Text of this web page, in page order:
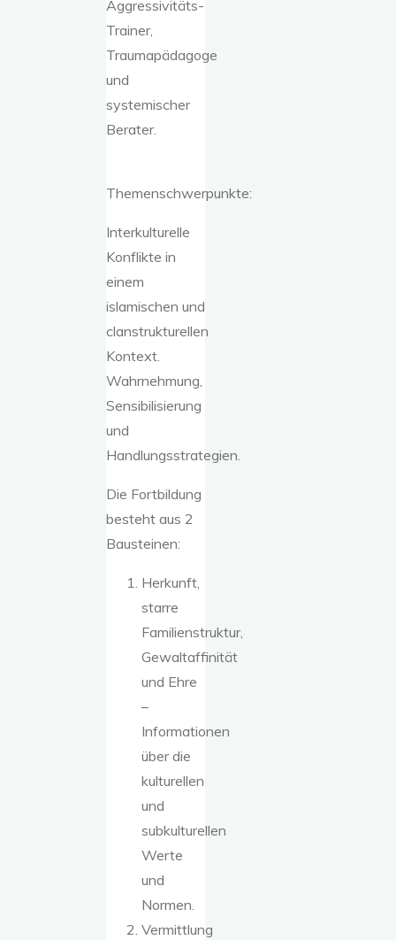
Aggressivitäts-
Trainer,
Traumapädagoge
und
systemischer
Berater.
Themenschwerpunkte:
Interkulturelle
Konflikte in
einem
islamischen und
clanstrukturellen
Kontext.
Wahrnehmung,
Sensibilisierung
und
Handlungsstrategien.
Die Fortbildung
besteht aus 2
Bausteinen:
Herkunft,
starre
Familienstruktur,
Gewaltaffinität
und Ehre
–
Informationen
über die
kulturellen
und
subkulturellen
Werte
und
Normen.
Vermittlung